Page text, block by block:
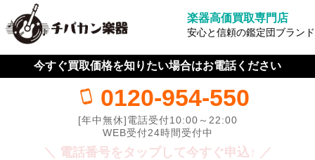
楽器高価買取専門店
安心と信頼の鑑定団ブランド
今すぐ買取価格を知りたい場合はお電話ください
0120-954-550
[年中無休]電話受付10:00～22:00
WEB受付24時間受付中
＼ 電話番号をタップして今すぐ申込↑ ／